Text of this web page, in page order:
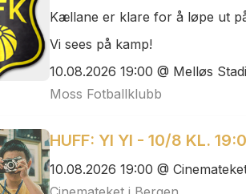
Kællane er klare for å løpe ut
Vi sees på kamp!
10.08.2026 19:00 @ Melløs
Moss Fotballklubb
HUFF: YI YI - 10/8 KL.
10.08.2026 19:00 @